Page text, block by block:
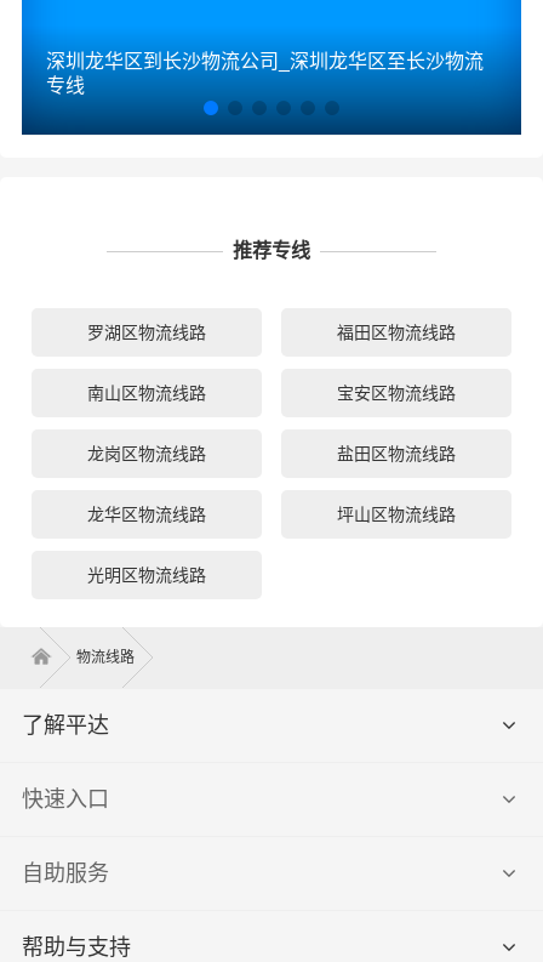
深圳龙华区到长沙物流公司_深圳龙华区至长沙物流
专线
推荐专线
罗湖区物流线路 福田区物流线路
南山区物流线路 宝安区物流线路
龙岗区物流线路 盐田区物流线路
龙华区物流线路 坪山区物流线路
光明区物流线路
物流线路
了解平达
快速入口
自助服务
帮助与支持